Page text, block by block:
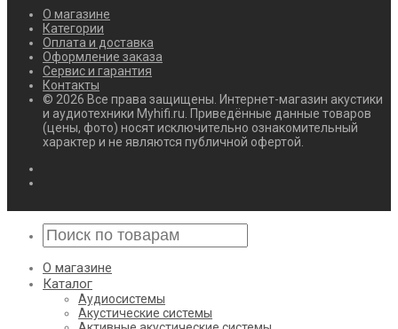
О магазине
Категории
Оплата и доставка
Оформление заказа
Сервис и гарантия
Контакты
© 2026 Все права защищены. Интернет-магазин акустики
и аудиотехники Myhifi.ru. Приведённые данные товаров
(цены, фото) носят исключительно ознакомительный
характер и не являются публичной офертой.
О магазине
Каталог
Аудиосистемы
Акустические системы